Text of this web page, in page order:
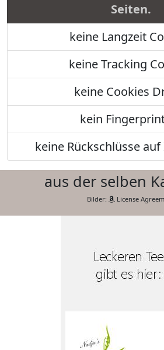
Seiten.
keine Langzeit
keine Tracking
keine Cookies
kein
keine Rückschlüsse
aus der selben
Bilder: License